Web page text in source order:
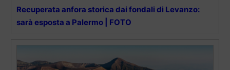
Recuperata anfora storica dai fondali di Levanzo:
sarà esposta a Palermo | FOTO